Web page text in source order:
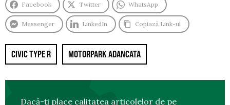
Facebook Twitter WhatsApp
Messenger LinkedIn Copiază Link-ul
CIVIC TYPE R MOTORPARK ADANCATA
Dacă-ți place calitatea articolelor de pe